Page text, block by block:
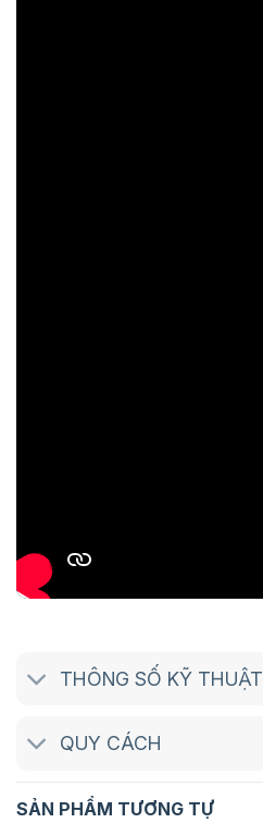
THÔNG SỐ KỸ THUẬT
QUY CÁCH
SẢN PHẨM TƯƠNG TỰ